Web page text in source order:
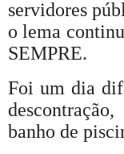
servidores
o lema
SEMPRE.
Foi um dia
banho de